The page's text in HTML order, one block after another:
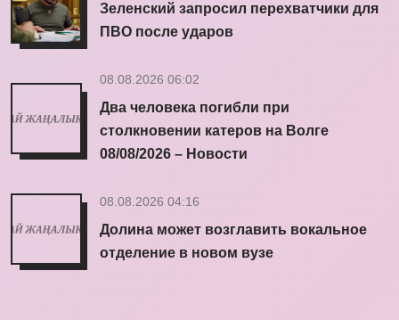
Зеленский запросил перехватчики для
ПВО после ударов
08.08.2026 06:02
Два человека погибли при
столкновении катеров на Волге
08/08/2026 – Новости
08.08.2026 04:16
Долина может возглавить вокальное
отделение в новом вузе